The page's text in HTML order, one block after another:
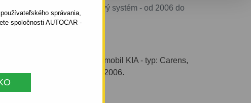
správania,
spoločnosti AUTOCAR -
Carens - van FG - skrutkový systém - od 2006 do
systémom pre automobil KIA - typ: Carens,
Rok výroby automobilu: od 2006.